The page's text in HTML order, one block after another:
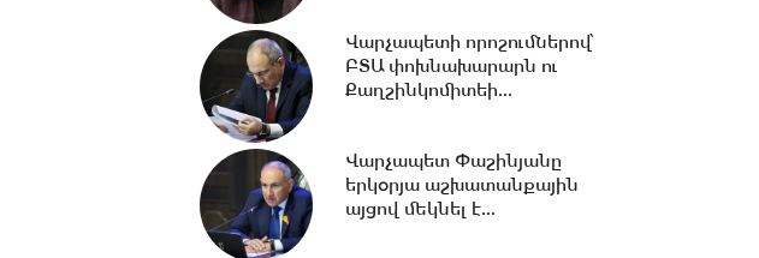
20:07 -Շատ կարևոր
հայտարարություն եմ անում.
քաղաքական պատճառով...
19:30 -ԱՄՆ-ն կրկնապատկել է
TRIPP+ հիմնադրամի
միջոցները՝ 201 մլն...
Վարչապետի որոշումներով՝
ԲՏԱ փոխնախարարն ու
Քաղշինկոմիտեի...
Վարչապետ Փաշինյանը
երկօրյա աշխատանքային
այցով մեկնել է...